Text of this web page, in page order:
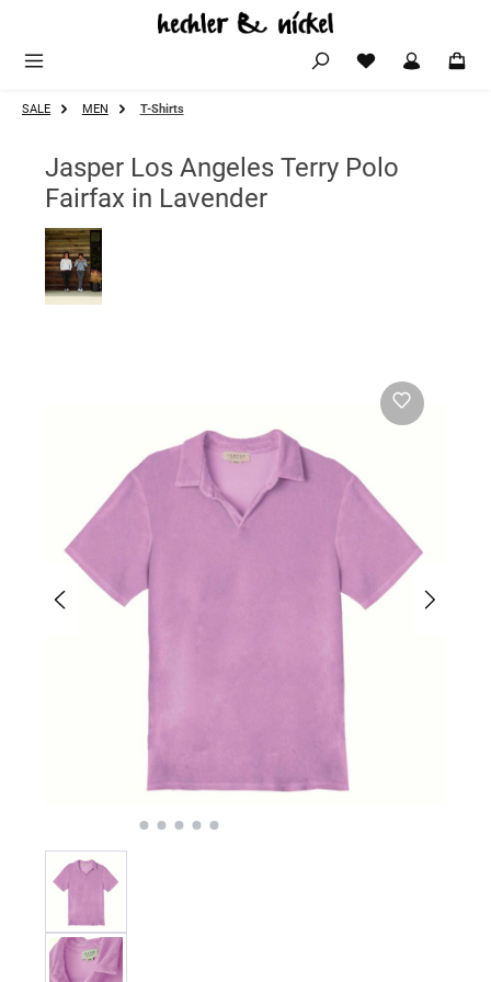
Zum Hauptinhalt springen
SALE MEN T-Shirts
Jasper Los Angeles Terry Polo
Fairfax in Lavender